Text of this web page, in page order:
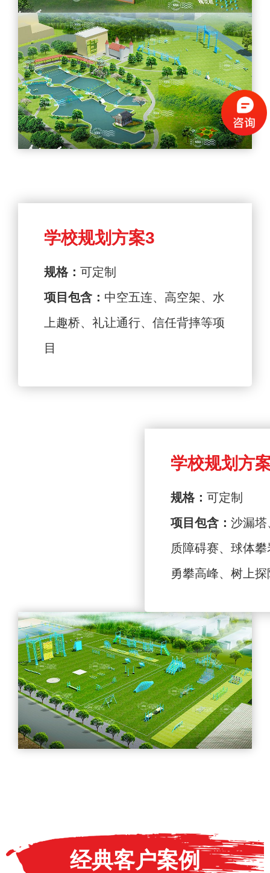
学校规划方案3
规格： 可定制
项目包含： 中空五连、高空架、水
上趣桥、礼让通行、信任背摔等项
目
学校规划方
规格： 可定制
项目包含： 沙漏塔
质障碍赛、球体
勇攀高峰、树上探
经典客户案例